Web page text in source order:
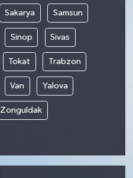
Sakarya Samsun
Sinop Sivas
Tokat Trabzon
Van Yalova
Zonguldak